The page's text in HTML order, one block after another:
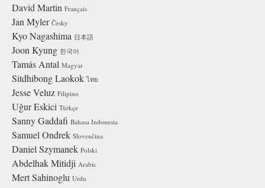
David Martin Français
Jan Myler Česky
Kyo Nagashima 日本語
Joon Kyung 한국어
Tamás Antal Magyar
Sitdhibong Laokok ไทย
Jesse Veluz Filipino
Uğur Eskici Türkçe
Sanny Gaddafi Bahasa Indonesia
Samuel Ondrek Slovenčina
Daniel Szymanek Polski
Abdelhak Mitidji Arabic
Mert Sahinoglu Urdu